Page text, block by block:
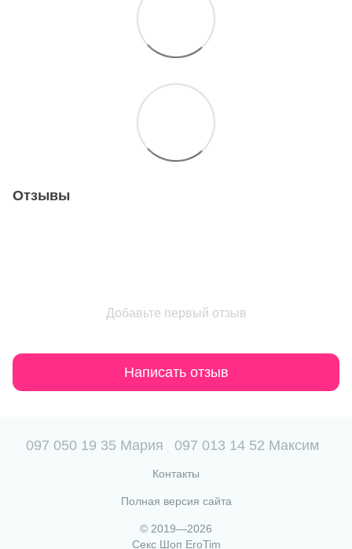
Отзывы
Добавьте первый отзыв
Написать отзыв
097 050 19 35 Мария 097 013 14 52 Максим
Контакты
Полная версия сайта
© 2019—2026
Секс Шоп EroTim